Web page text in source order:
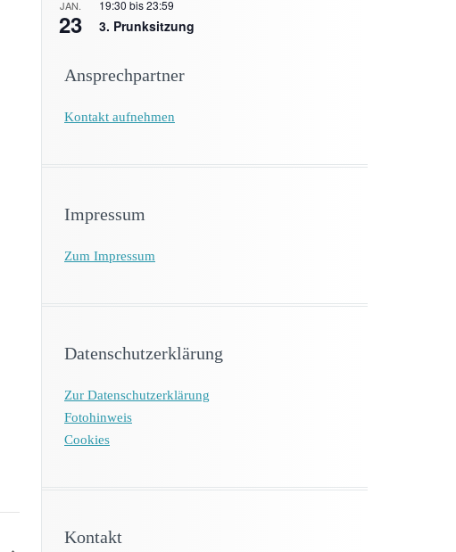
JAN.
23
19:30 bis23:59
3. Prunksitzung
Ansprechpartner
Kontakt aufnehmen
Impressum
Zum Impressum
Datenschutzerklärung
Zur Datenschutzerklärung
Fotohinweis
Cookies
Kontakt